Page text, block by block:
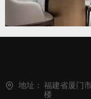
地址： 福建省厦门
楼